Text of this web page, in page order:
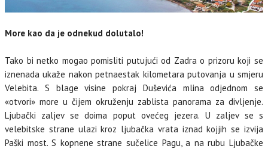
More kao da je odnekud dolutalo!
Tako bi netko mogao pomisliti putujući od Zadra o prizoru koji se
iznenada ukaže nakon petnaestak kilometara putovanja u smjeru
Velebita. S blage visine pokraj Duševića mlina odjednom se
«otvori» more u čijem okruženju zablista panorama za divljenje.
Ljubački zaljev se doima poput ovećeg jezera. U zaljev se s
velebitske strane ulazi kroz ljubačka vrata iznad kojjih se izvija
Paški most. S kopnene strane sučelice Pagu, a na rubu Ljubačke